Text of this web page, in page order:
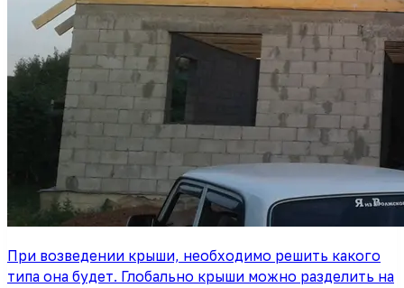
При возведении крыши, необходимо решить какого
типа она будет. Глобально крыши можно разделить на